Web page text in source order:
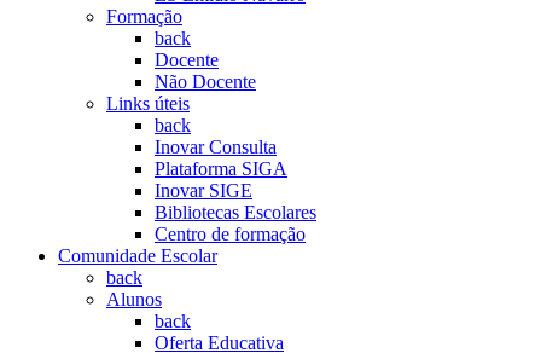
Formação
back
Docente
Não Docente
Links úteis
back
Inovar Consulta
Plataforma SIGA
Inovar SIGE
Bibliotecas Escolares
Centro de formação
Comunidade Escolar
back
Alunos
back
Oferta Educativa